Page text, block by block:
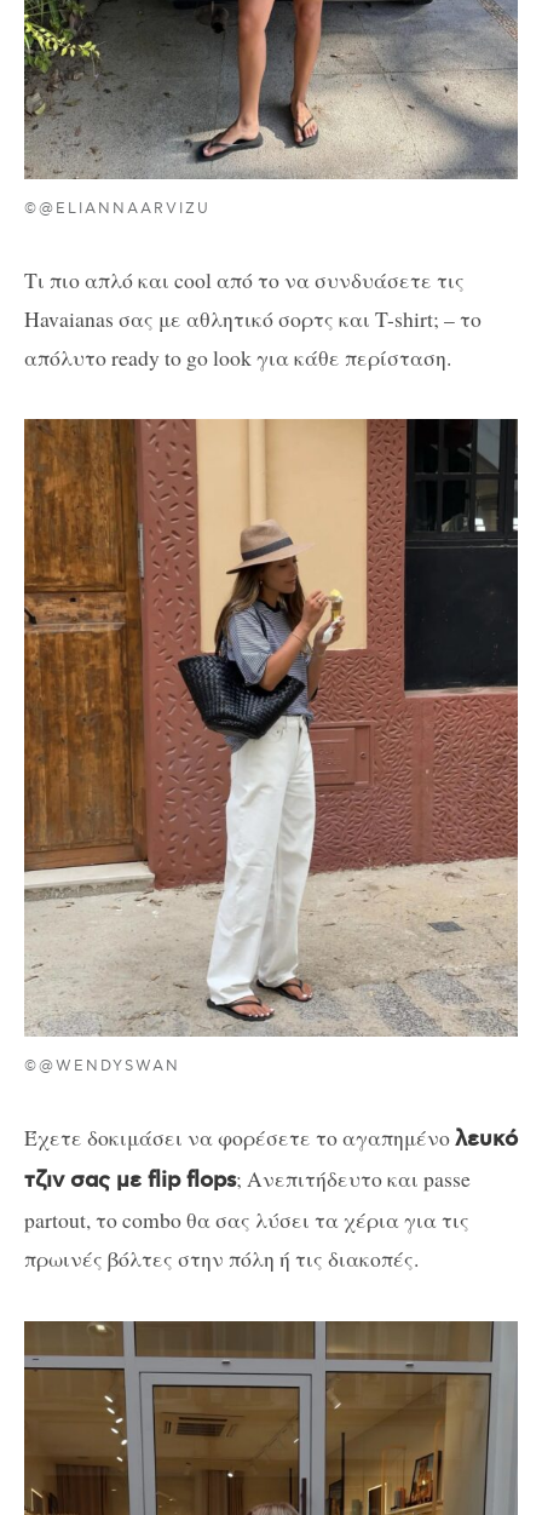
©@ELIANNAARVIZU
Τι πιο απλό και cool από το να συνδυάσετε τις
Havaianas σας με αθλητικό σορτς και T-shirt; – το
απόλυτο ready to go look για κάθε περίσταση.
©@WENDYSWAN
Έχετε δοκιμάσει να φορέσετε το αγαπημένολευκό
τζιν σας με flip flops; Ανεπιτήδευτο και passe
partout, το combo θα σας λύσει τα χέρια για τις
πρωινές βόλτες στην πόλη ή τις διακοπές.